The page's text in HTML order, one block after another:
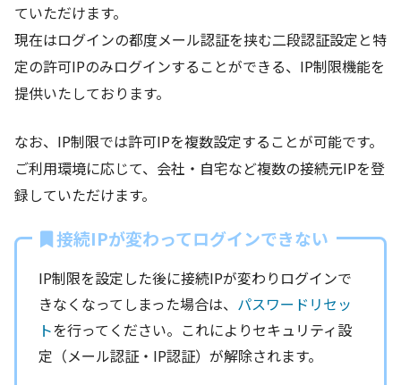
ていただけます。
現在はログインの都度メール認証を挟む二段認証設定と特
定の許可IPのみログインすることができる、IP制限機能を
提供いたしております。
なお、IP制限では許可IPを複数設定することが可能です。
ご利用環境に応じて、会社・自宅など複数の接続元IPを登
録していただけます。
接続IPが変わってログインできない
IP制限を設定した後に接続IPが変わりログインで
きなくなってしまった場合は、 パスワードリセッ
トを行ってください。これによりセキュリティ設
定（メール認証・IP認証）が解除されます。